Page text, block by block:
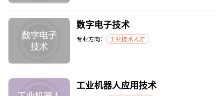
数字电子技术
专业方向： 工业技术人才
工业机器人应用技术